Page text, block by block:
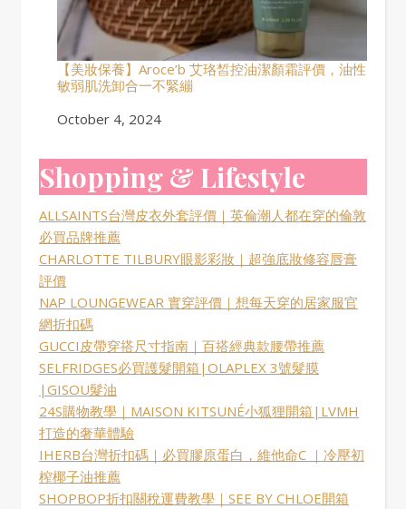
【美妝保養】Aroce’b 艾珞皙控油潔顏霜評價，油性
敏弱肌洗卸合一不緊繃
Date
October 4, 2024
Shopping & Lifestyle
ALLSAINTS台灣皮衣外套評價｜英倫潮人都在穿的倫敦
必買品牌推薦
CHARLOTTE TILBURY眼影彩妝｜超強底妝修容唇膏
評價
NAP LOUNGEWEAR 實穿評價｜想每天穿的居家服官
網折扣碼
GUCCI皮帶穿搭尺寸指南｜百搭經典款腰帶推薦
SELFRIDGES必買護髮開箱|OLAPLEX 3號髮膜
|GISOU髮油
24S購物教學｜MAISON KITSUNÉ小狐狸開箱|LVMH
打造的奢華體驗
IHERB台灣折扣碼｜必買膠原蛋白，維他命C ｜冷壓初
榨椰子油推薦
SHOPBOP折扣關稅運費教學｜SEE BY CHLOE開箱